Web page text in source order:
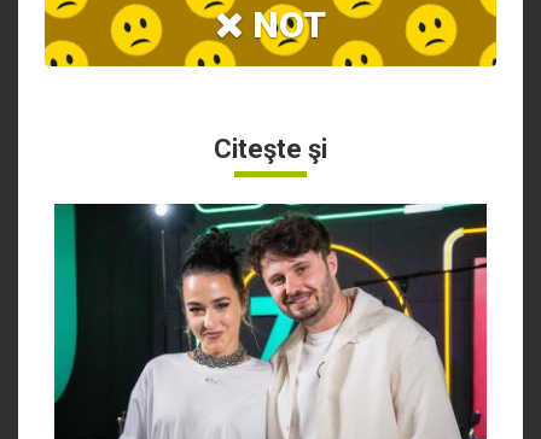
NOT
Citeşte şi